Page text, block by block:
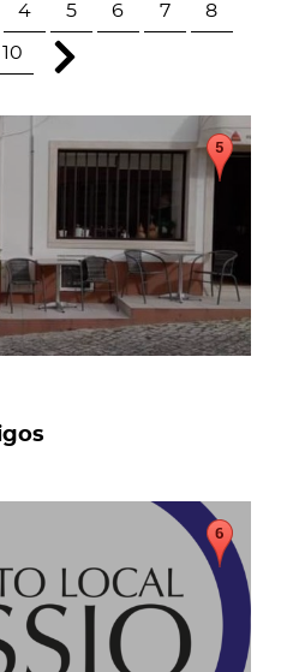
4 5 6 7 8
10